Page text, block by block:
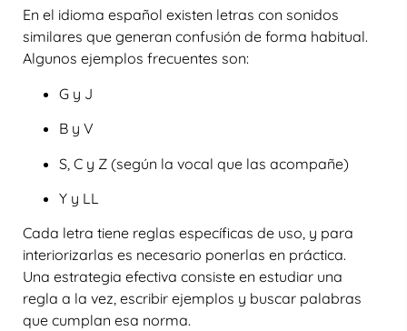
En el idioma español existen letras con sonidos
similares que generan confusión de forma habitual.
Algunos ejemplos frecuentes son:
G y J
B y V
S, C y Z (según la vocal que las acompañe)
Y y LL
Cada letra tiene reglas específicas de uso, y para
interiorizarlas es necesario ponerlas en práctica.
Una estrategia efectiva consiste en estudiar una
regla a la vez, escribir ejemplos y buscar palabras
que cumplan esa norma.